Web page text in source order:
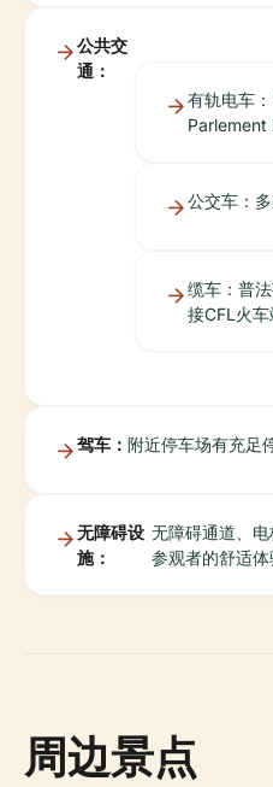
公共交
通：
有轨电车
Parlement
公交车：
缆车：普
接CFL火车
驾车： 附近停车场有充足
无障碍设
施：
无障碍通道、
参观者的舒适体
周边景点